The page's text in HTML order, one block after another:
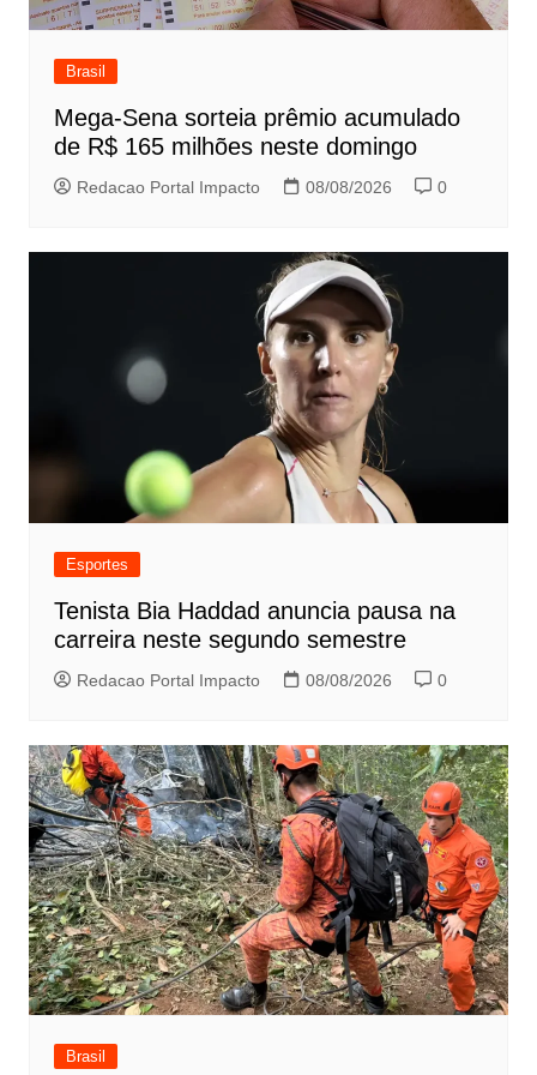
Brasil
Mega-Sena sorteia prêmio acumulado
de R$ 165 milhões neste domingo
Redacao Portal Impacto 08/08/2026 0
Esportes
Tenista Bia Haddad anuncia pausa na
carreira neste segundo semestre
Redacao Portal Impacto 08/08/2026 0
Brasil